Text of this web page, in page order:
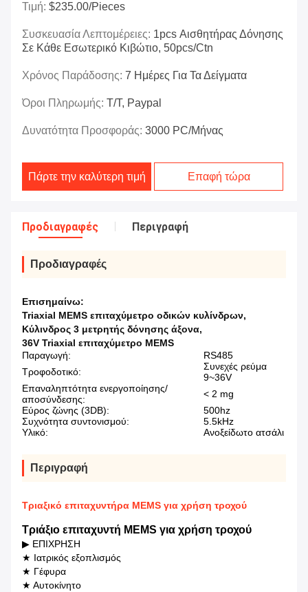
Τιμή: $235.00/Pieces
Συσκευασία Λεπτομέρειες: 1pcs Αισθητήρας Δόνησης
Σε Κάθε Εσωτερικό Κιβώτιο, 50pcs/ctn
Χρόνος Παράδοσης: 7 Ημέρες Για Τα Δείγματα
Όροι Πληρωμής: T/T, Paypal
Δυνατότητα Προσφοράς: 3000 PC/μήνας
Πάρτε την καλύτερη τιμή Επαφή τώρα
Προδιαγραφές Περιγραφή
Προδιαγραφές
Επισημαίνω:
Triaxial MEMS επιταχύμετρο οδικών κυλίνδρων,
Κύλινδρος 3 μετρητής δόνησης άξονα,
36V Triaxial επιταχύμετρο MEMS
Παραγωγή:
RS485
Τροφοδοτικό:
Συνεχές ρεύμα
9~36V
Επαναληπτότητα ενεργοποίησης/
αποσύνδεσης:
< 2 mg
Εύρος ζώνης (3DB):
500hz
Συχνότητα συντονισμού:
5.5kHz
Υλικό:
Ανοξείδωτο ατσάλι
Περιγραφή
Τριαξικό επιταχυντήρα MEMS για χρήση τροχού
Τριάξιο επιταχυντή MEMS για χρήση τροχού
▶ ΕΠΙΧΡΗΣΗ
★ Ιατρικός εξοπλισμός
★ Γέφυρα
★ Αυτοκίνητο